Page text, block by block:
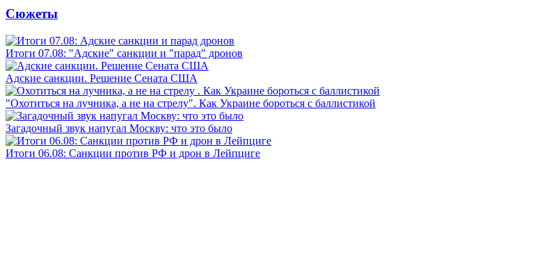
Сюжеты
Итоги 07.08: "Адские" санкции и "парад" дронов
Адские санкции. Решение Сената США
"Охотиться на лучника, а не на стрелу". Как Украине бороться с баллистикой
Загадочный звук напугал Москву: что это было
Итоги 06.08: Санкции против РФ и дрон в Лейпциге